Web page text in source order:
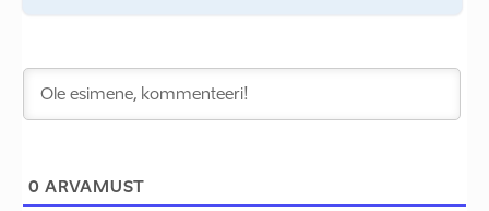
0 ARVAMUST